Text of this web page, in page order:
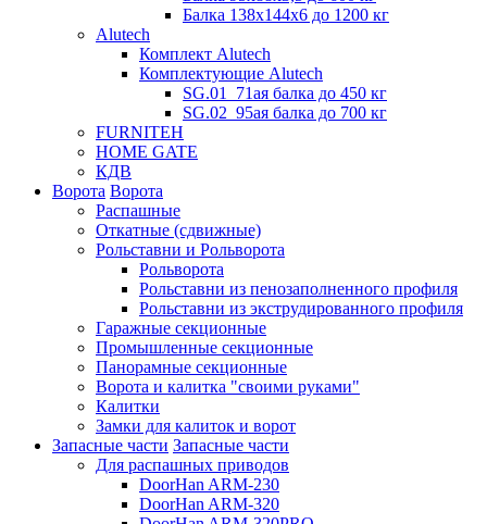
Балка 138х144х6 до 1200 кг
Alutech
Комплект Alutech
Комплектующие Alutech
SG.01_71ая балка до 450 кг
SG.02_95ая балка до 700 кг
FURNITEH
HOME GATE
КДВ
Ворота Ворота
Распашные
Откатные (сдвижные)
Рольставни и Рольворота
Рольворота
Рольставни из пенозаполненного профиля
Рольставни из экструдированного профиля
Гаражные секционные
Промышленные секционные
Панорамные секционные
Ворота и калитка "своими руками"
Калитки
Замки для калиток и ворот
Запасные части Запасные части
Для распашных приводов
DoorHan ARM-230
DoorHan ARM-320